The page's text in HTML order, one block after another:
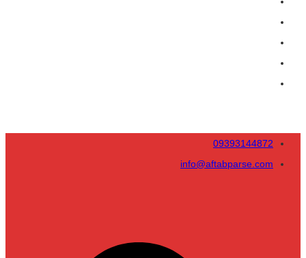
09393144872
info@aftabparse.com